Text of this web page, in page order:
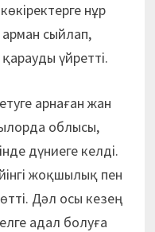
нұр
арман сыйлап,
үйретті.
арнаған жан
облысы,
дүниеге келді.
жоқшылық пен
Дәл осы кезең
адал болуға